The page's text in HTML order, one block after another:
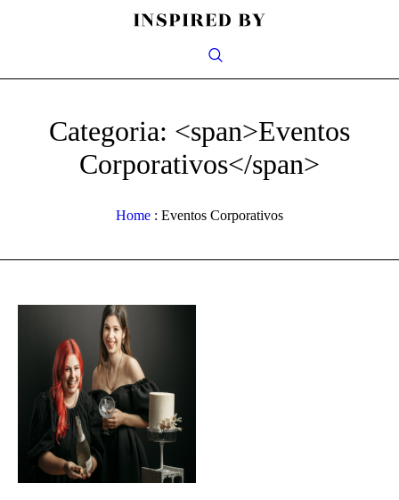
Categoria: <span>Eventos
Corporativos</span>
Home : Eventos Corporativos